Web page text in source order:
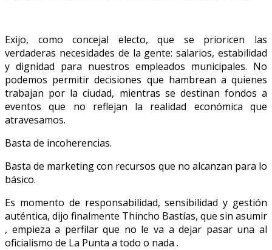
Exijo, como concejal electo, que se prioricen las
verdaderas necesidades de la gente: salarios, estabilidad
y dignidad para nuestros empleados municipales. No
podemos permitir decisiones que hambrean a quienes
trabajan por la ciudad, mientras se destinan fondos a
eventos que no reflejan la realidad económica que
atravesamos.
Basta de incoherencias.
Basta de marketing con recursos que no alcanzan para lo
básico.
Es momento de responsabilidad, sensibilidad y gestión
auténtica, dijo finalmente Thincho Bastías, que sin asumir
, empieza a perfilar que no le va a dejar pasar una al
oficialismo de La Punta a todo o nada .